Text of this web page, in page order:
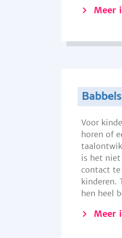
Meer
Voor
horen of
is het
contact te
kinderen.
hen heel
Meer